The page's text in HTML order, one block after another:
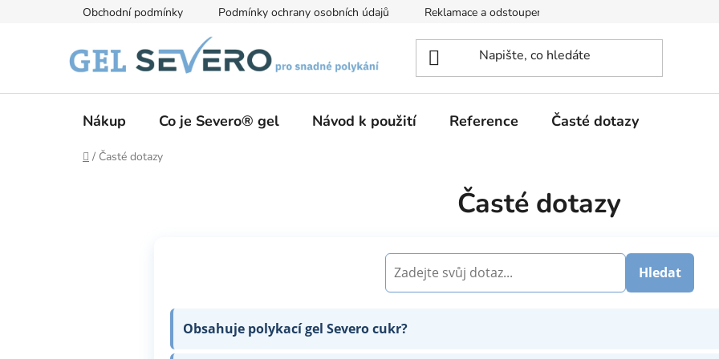
Obchodní podmínky Podmínky ochrany osobních údajů Reklamace a odstoupení
Nákup Co je Severo® gel Návod k použití Reference Časté dotazy
Domů
/ Časté dotazy
Časté dotazy
Hledat
Obsahuje polykací gel Severo cukr?